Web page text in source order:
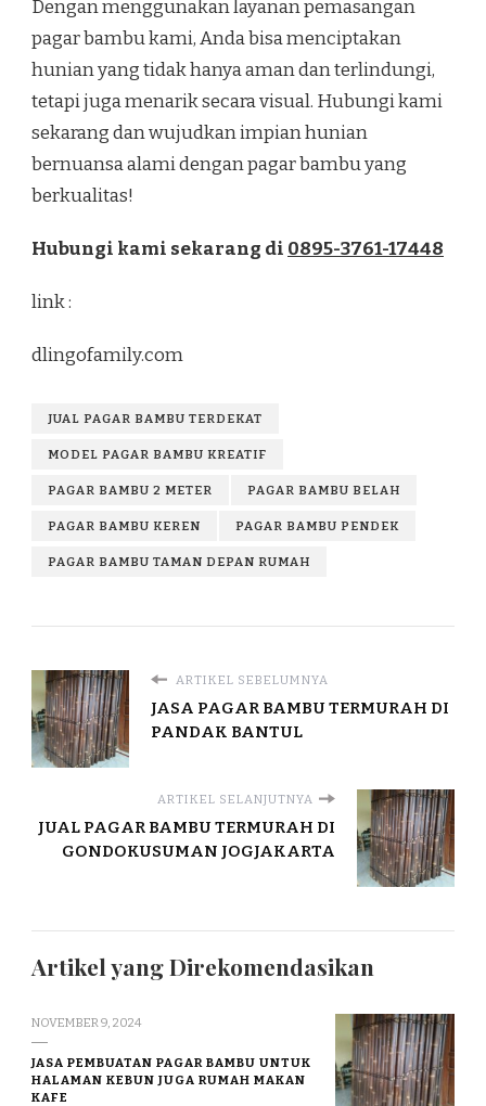
Dengan menggunakan layanan pemasangan
pagar bambu kami, Anda bisa menciptakan
hunian yang tidak hanya aman dan terlindungi,
tetapi juga menarik secara visual. Hubungi kami
sekarang dan wujudkan impian hunian
bernuansa alami dengan pagar bambu yang
berkualitas!
Hubungi kami sekarang di 0895-3761-17448
link :
dlingofamily.com
JUAL PAGAR BAMBU TERDEKAT
MODEL PAGAR BAMBU KREATIF
PAGAR BAMBU 2 METER PAGAR BAMBU BELAH
PAGAR BAMBU KEREN PAGAR BAMBU PENDEK
PAGAR BAMBU TAMAN DEPAN RUMAH
ARTIKEL SEBELUMNYA
JASA PAGAR BAMBU TERMURAH DI
PANDAK BANTUL
ARTIKEL SELANJUTNYA
JUAL PAGAR BAMBU TERMURAH DI
GONDOKUSUMAN JOGJAKARTA
Artikel yang Direkomendasikan
NOVEMBER 9, 2024
JASA PEMBUATAN PAGAR BAMBU UNTUK
HALAMAN KEBUN JUGA RUMAH MAKAN
KAFE